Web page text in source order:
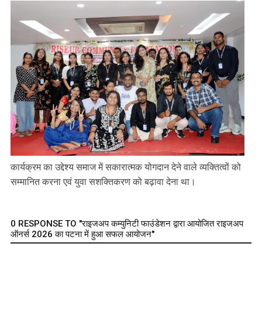
कार्यक्रम का उद्देश्य समाज में सकारात्मक योगदान देने वाले व्यक्तित्वों को
सम्मानित करना एवं युवा सशक्तिकरण को बढ़ावा देना था।
0 RESPONSE TO "राइजअप कम्युनिटी फाउंडेशन द्वारा आयोजित राइजअप
ऑनर्स 2026 का पटना में हुआ सफल आयोजन"